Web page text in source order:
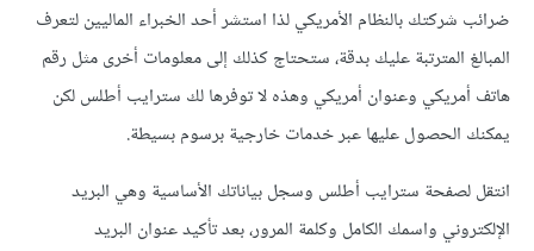
ضرائب شركتك بالنظام الأمريكي لذا استشر أحد الخبراء الماليين لتعرف
المبالغ المترتبة عليك بدقة، ستحتاج كذلك إلى معلومات أخرى مثل رقم
هاتف أمريكي وعنوان أمريكي وهذه لا توفرها لك سترايب أطلس لكن
يمكنك الحصول عليها عبر خدمات خارجية برسوم بسيطة.
انتقل لصفحة سترايب أطلس وسجل بياناتك الأساسية وهي البريد
الإلكتروني واسمك الكامل وكلمة المرور، بعد تأكيد عنوان البريد